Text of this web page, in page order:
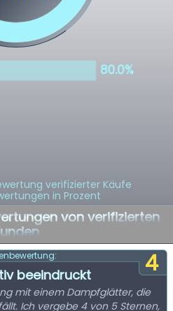
verifizierter Käufe
in Prozent
von verifizierten
4
beeindruckt
mit einem Dampfglätter, die
Ich vergebe 4 von 5 Sternen,